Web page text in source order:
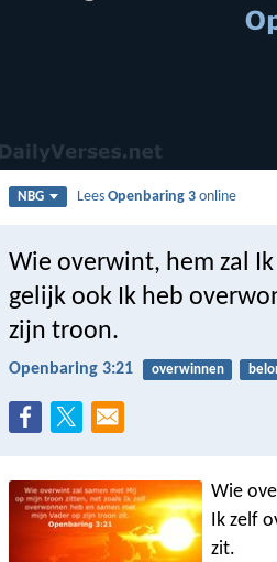
NBG LeesOpenbaring 3 online
Wie overwint, hem zal
gelijk ook Ik heb
zijn troon.
Openbaring 3:21 overwinnen
Wie
Ik zelf
zit.